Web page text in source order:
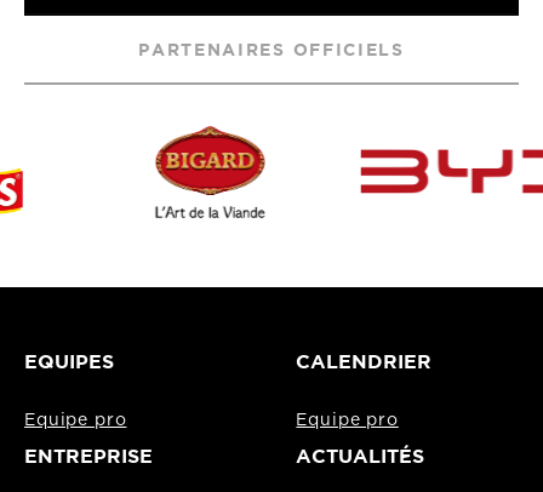
PARTENAIRES OFFICIELS
EQUIPES
Equipe pro
CALENDRIER
Equipe pro
ENTREPRISE ACTUALITÉS